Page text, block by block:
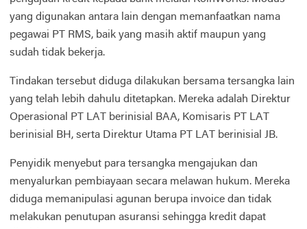
yang digunakan antara lain dengan memanfaatkan nama
pegawai PT RMS, baik yang masih aktif maupun yang
sudah tidak bekerja.
Tindakan tersebut diduga dilakukan bersama tersangka lain
yang telah lebih dahulu ditetapkan. Mereka adalah Direktur
Operasional PT LAT berinisial BAA, Komisaris PT LAT
berinisial BH, serta Direktur Utama PT LAT berinisial JB.
Penyidik menyebut para tersangka mengajukan dan
menyalurkan pembiayaan secara melawan hukum. Mereka
diduga memanipulasi agunan berupa invoice dan tidak
melakukan penutupan asuransi sehingga kredit dapat